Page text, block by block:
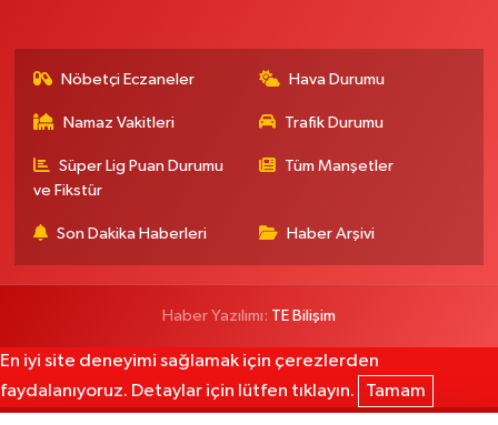
Nöbetçi Eczaneler Hava Durumu
Namaz Vakitleri Trafik Durumu
Süper Lig Puan Durumu
ve Fikstür
Tüm Manşetler
Son Dakika Haberleri Haber Arşivi
Haber Yazılımı: TE Bilişim
En iyi site deneyimi sağlamak için çerezlerden
faydalanıyoruz. Detaylar için lütfen tıklayın.
Tamam